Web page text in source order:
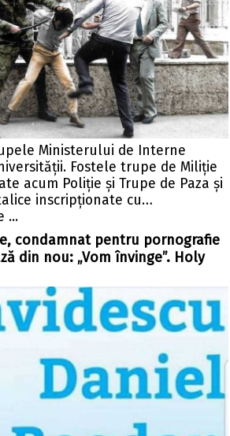
Ministerului de Interne
Fostele trupe de Miliție
acum Poliție și Trupe de Paza și
inscripționate cu…
...
condamnat pentru pornografie
din nou: „Vom învinge”. Holy